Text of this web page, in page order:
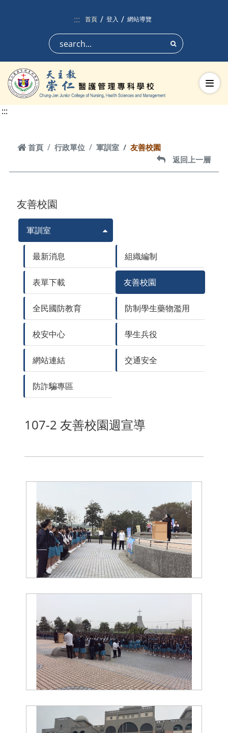
:::
首頁 登入 網站導覽
搜尋
切換
:::
首頁
首頁 行政單位 軍訓室 友善校園
返回上一層
返回上一層
友善校園
軍訓室
最新消息 組織編制
表單下載 友善校園
全民國防教育 防制學生藥物濫用
校安中心 學生兵役
網站連結 交通安全
防詐騙專區
107-2 友善校園週宣導